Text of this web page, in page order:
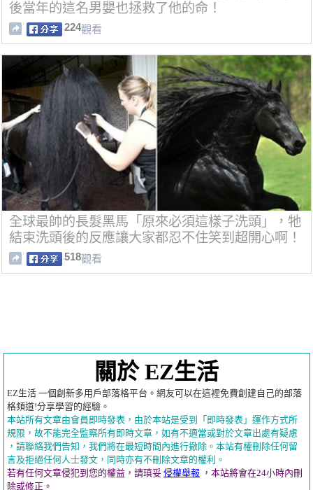
後當年的這名男嬰也拯救了他的命！
224觀看
全球最帥的長髮黑馬「原來必須這樣子洗頭」，牠
結束洗頭後的反應讓大家都忍不住笑到超開心啊！
518觀看
關於 EZ生活
EZ生活 一個創新多用戶部落格平台。網友可以在這裡免費創建自己的部落
格頻道!分享學習的經驗。
本站所有文章由會員即時發表，由於本站是受到「即時發表」運作方式所
規限，故不能完全監察所有即時文章，如有不適當或對於文章出處有疑慮
，請聯絡我們告知，我們將在最短時間內進行撤除。本站有權刪除任何留
言及拒絕任何人士發文，同時亦有不刪除文章的權利。
若有任何文章侵犯到您的權益，請瑱妥 侵權舉報 ，本站將會在24小時內刪
除或修正。